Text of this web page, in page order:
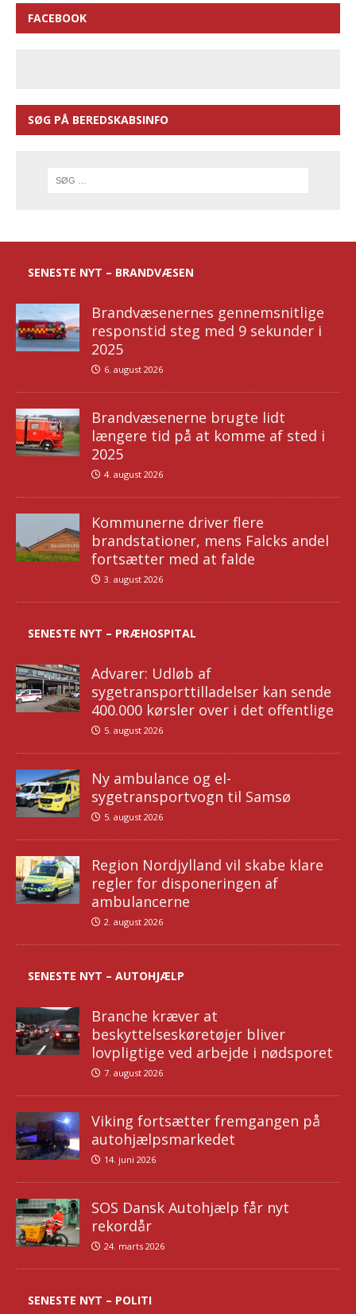
FACEBOOK
SØG PÅ BEREDSKABSINFO
SENESTE NYT – BRANDVÆSEN
Brandvæsenernes gennemsnitlige
responstid steg med 9 sekunder i
2025
6. august 2026
Brandvæsenerne brugte lidt
længere tid på at komme af sted i
2025
4. august 2026
Kommunerne driver flere
brandstationer, mens Falcks andel
fortsætter med at falde
3. august 2026
SENESTE NYT – PRÆHOSPITAL
Advarer: Udløb af
sygetransporttilladelser kan sende
400.000 kørsler over i det offentlige
5. august 2026
Ny ambulance og el-
sygetransportvogn til Samsø
5. august 2026
Region Nordjylland vil skabe klare
regler for disponeringen af
ambulancerne
2. august 2026
SENESTE NYT – AUTOHJÆLP
Branche kræver at
beskyttelseskøretøjer bliver
lovpligtige ved arbejde i nødsporet
7. august 2026
Viking fortsætter fremgangen på
autohjælpsmarkedet
14. juni 2026
SOS Dansk Autohjælp får nyt
rekordår
24. marts 2026
SENESTE NYT – POLITI